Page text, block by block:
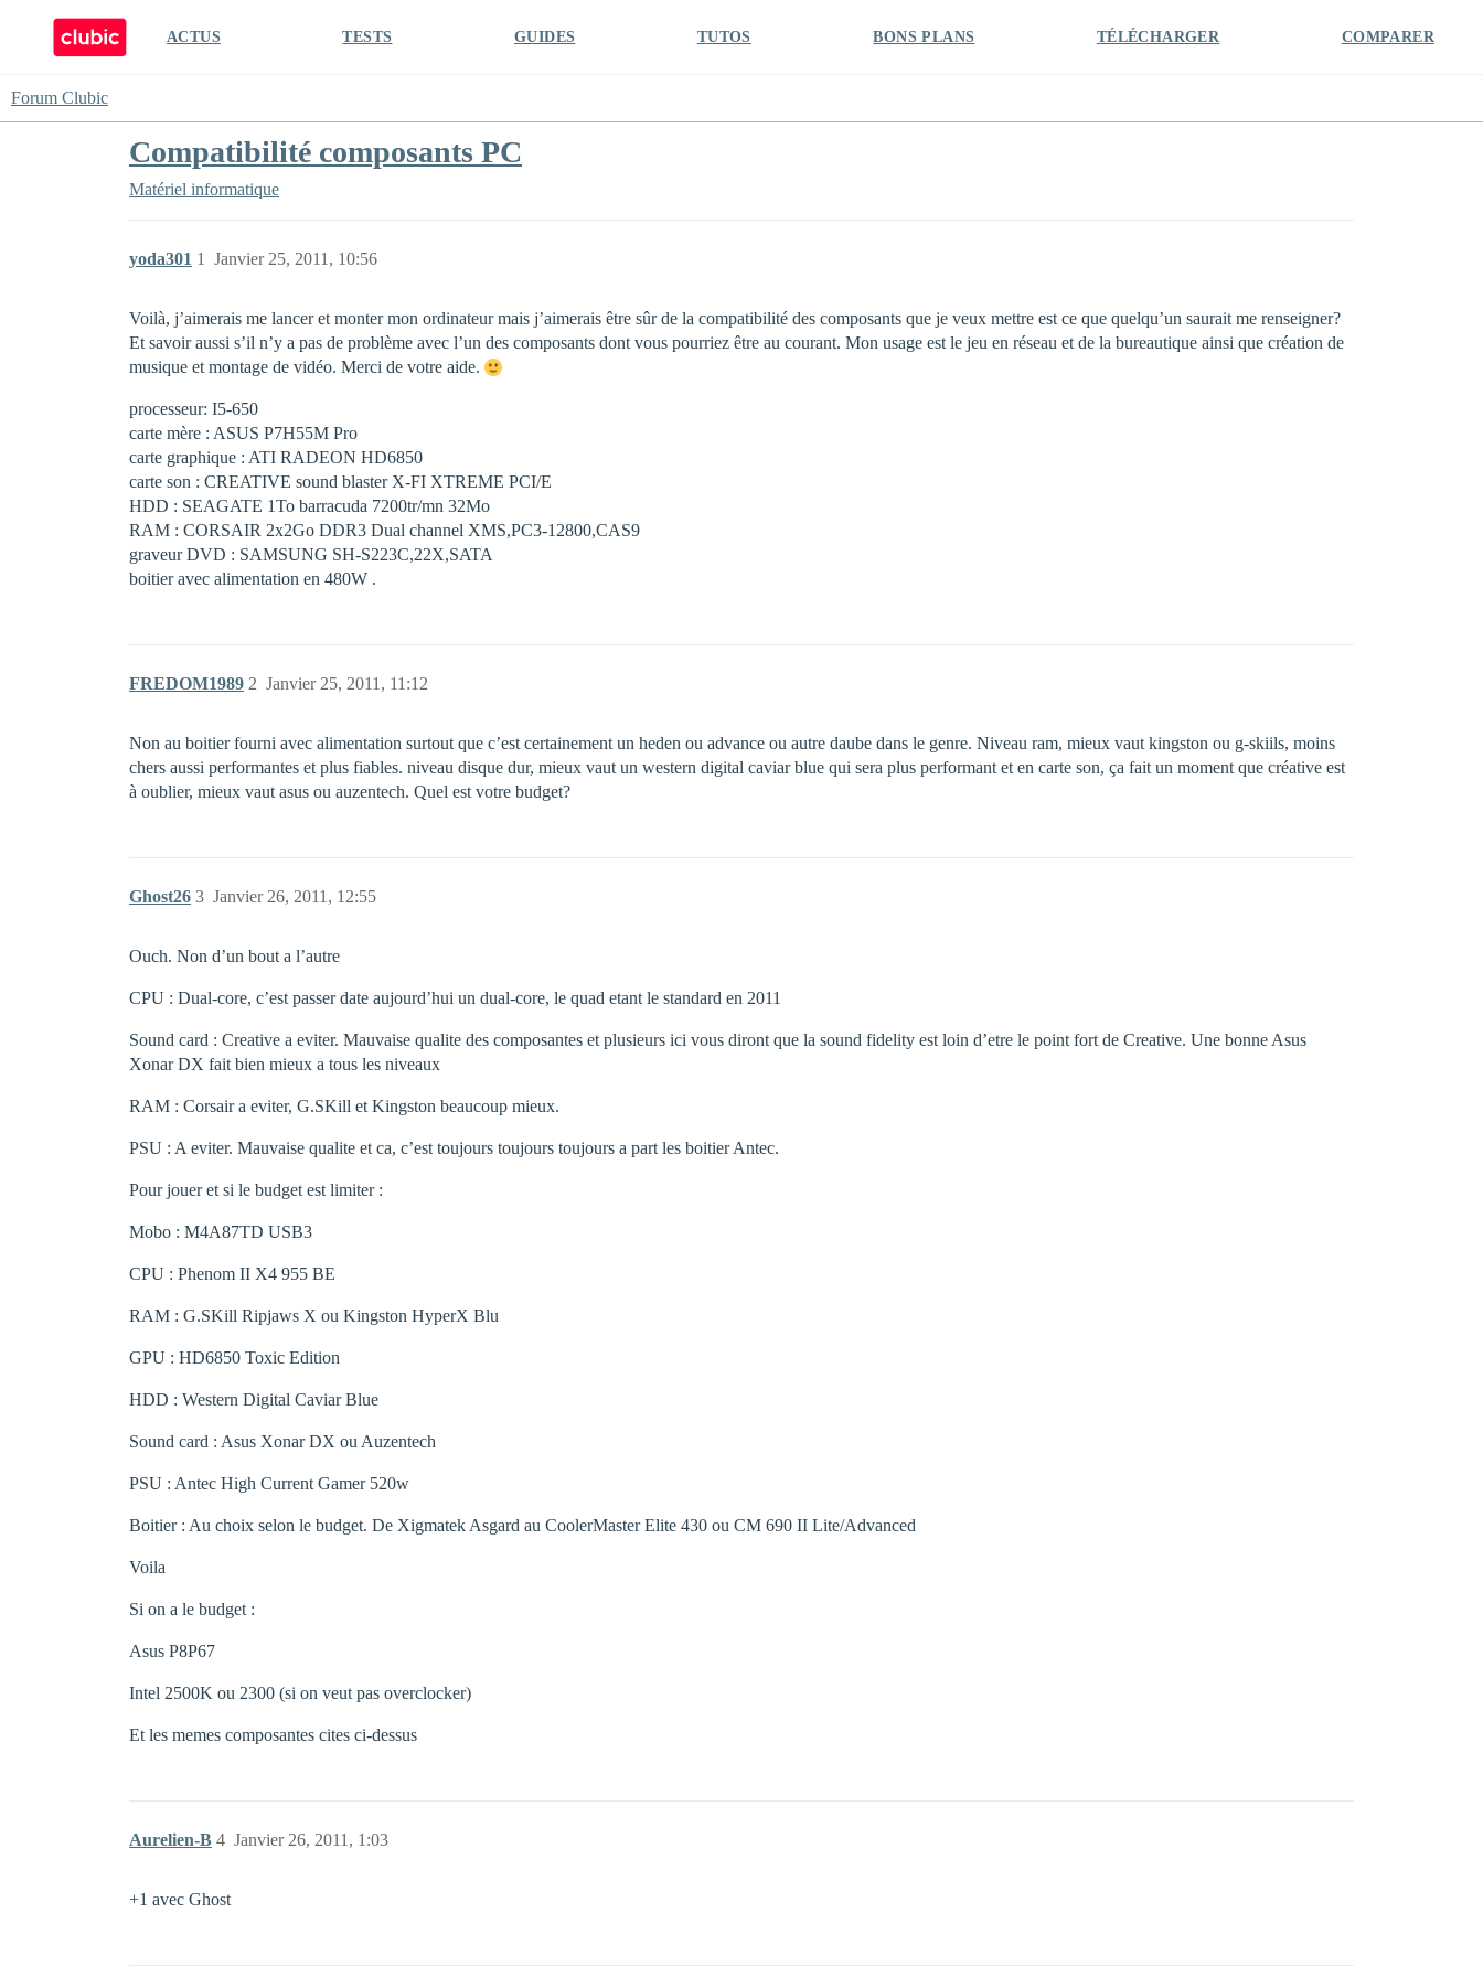
ACTUS TESTS GUIDES TUTOS BONS PLANS TÉLÉCHARGER COMPARER
Forum Clubic
Compatibilité composants PC
Matériel informatique
yoda301 Janvier 25, 2011, 10:56
1
Voilà, j’aimerais me lancer et monter mon ordinateur mais j’aimerais être sûr de la compatibilité des composants que je veux mettre est ce que quelqu’un saurait me renseigner?
Et savoir aussi s’il n’y a pas de problème avec l’un des composants dont vous pourriez être au courant. Mon usage est le jeu en réseau et de la bureautique ainsi que création de
musique et montage de vidéo. Merci de votre aide.
processeur: I5-650
carte mère : ASUS P7H55M Pro
carte graphique : ATI RADEON HD6850
carte son : CREATIVE sound blaster X-FI XTREME PCI/E
HDD : SEAGATE 1To barracuda 7200tr/mn 32Mo
RAM : CORSAIR 2x2Go DDR3 Dual channel XMS,PC3-12800,CAS9
graveur DVD : SAMSUNG SH-S223C,22X,SATA
boitier avec alimentation en 480W .
FREDOM1989 Janvier 25, 2011, 11:12
2
Non au boitier fourni avec alimentation surtout que c’est certainement un heden ou advance ou autre daube dans le genre. Niveau ram, mieux vaut kingston ou g-skiils, moins
chers aussi performantes et plus fiables. niveau disque dur, mieux vaut un western digital caviar blue qui sera plus performant et en carte son, ça fait un moment que créative est
à oublier, mieux vaut asus ou auzentech. Quel est votre budget?
Ghost26 Janvier 26, 2011, 12:55
3
Ouch. Non d’un bout a l’autre
CPU : Dual-core, c’est passer date aujourd’hui un dual-core, le quad etant le standard en 2011
Sound card : Creative a eviter. Mauvaise qualite des composantes et plusieurs ici vous diront que la sound fidelity est loin d’etre le point fort de Creative. Une bonne Asus
Xonar DX fait bien mieux a tous les niveaux
RAM : Corsair a eviter, G.SKill et Kingston beaucoup mieux.
PSU : A eviter. Mauvaise qualite et ca, c’est toujours toujours toujours a part les boitier Antec.
Pour jouer et si le budget est limiter :
Mobo : M4A87TD USB3
CPU : Phenom II X4 955 BE
RAM : G.SKill Ripjaws X ou Kingston HyperX Blu
GPU : HD6850 Toxic Edition
HDD : Western Digital Caviar Blue
Sound card : Asus Xonar DX ou Auzentech
PSU : Antec High Current Gamer 520w
Boitier : Au choix selon le budget. De Xigmatek Asgard au CoolerMaster Elite 430 ou CM 690 II Lite/Advanced
Voila
Si on a le budget :
Asus P8P67
Intel 2500K ou 2300 (si on veut pas overclocker)
Et les memes composantes cites ci-dessus
Aurelien-B Janvier 26, 2011, 1:03
4
+1 avec Ghost